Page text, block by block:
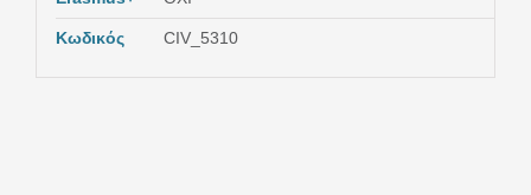
Κωδικός CIV_5310